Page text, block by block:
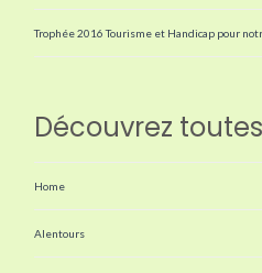
Trophée 2016 Tourisme et Handicap pour
Découvrez
Home
Alentours